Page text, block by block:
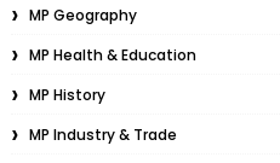
MP Geography
MP Health & Education
MP History
MP Industry & Trade